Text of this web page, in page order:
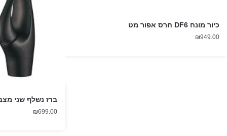
כיור מונח DF6 חרס אפור מט
₪949.00
ברז נשלף שני
₪699.00